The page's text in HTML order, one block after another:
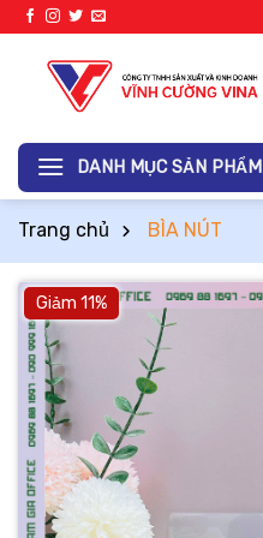
qua
DANH MỤC SẢN PHẨM
Trang chủ BÌA NÚT
Giảm 11%